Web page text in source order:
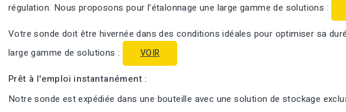
régulation. Nous proposons pour l’étalonnage une large gamme de solutions :
Votre sonde doit être hivernée dans des conditions idéales pour optimiser sa
large gamme de solutions :
VOIR
Prêt à l'emploi instantanément :
Notre sonde est expédiée dans une bouteille avec une solution de stockage